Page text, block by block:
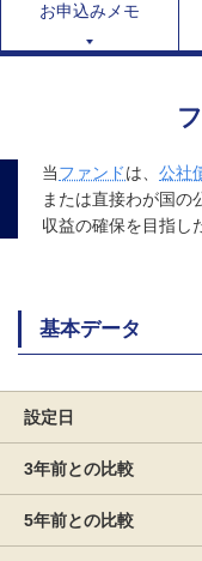
お申込みメモ
当ファンドは、 公社
または直接わが国の
収益の確保を目指し
基本データ
設定日
3年前との比較
5年前との比較